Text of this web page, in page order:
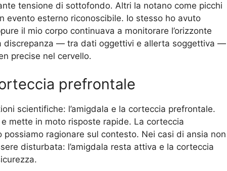
tensione di sottofondo. Altri la notano come picchi
evento esterno riconoscibile. Io stesso ho avuto
il mio corpo continuava a monitorare l’orizzonte
discrepanza — tra dati oggettivi e allerta soggettiva —
precise nel cervello.
prefrontale
scientifiche: l’amigdala e la corteccia prefrontale.
mette in moto risposte rapide. La corteccia
ragionare sul contesto. Nei casi di ansia non
disturbata: l’amigdala resta attiva e la corteccia